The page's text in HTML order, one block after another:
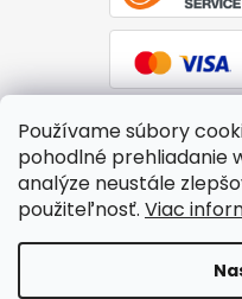
Používame súbory
pohodlné prehliadanie
analýze neustále
použiteľnosť. Viac